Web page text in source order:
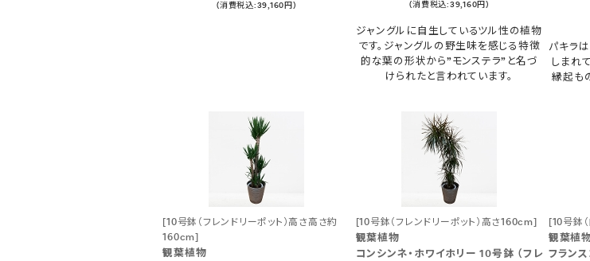
(消費税込:39,160円) (消費税込:39,160円)
ジャングルに自生しているツル性の植物
です。ジャングルの野生味を感じる特徴
的な葉の形状から”モンステラ”と名づ
けられたと言われています。
パキラ
しまれ
縁起も
[10号鉢（フレンドリーポット）高さ高さ約
160cm]
観葉植物
[10号鉢（フレンドリーポット）高さ160cm]
観葉植物
コンシンネ・ホワイホリー 10号鉢 （フレ
[10号鉢
観葉植
フラン